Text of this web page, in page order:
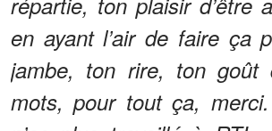
en ayant l’air de faire ça
jambe, ton rire, ton goût
mots, pour tout ça,